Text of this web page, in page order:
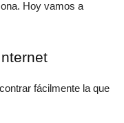
Hoy vamos a
fácilmente la que